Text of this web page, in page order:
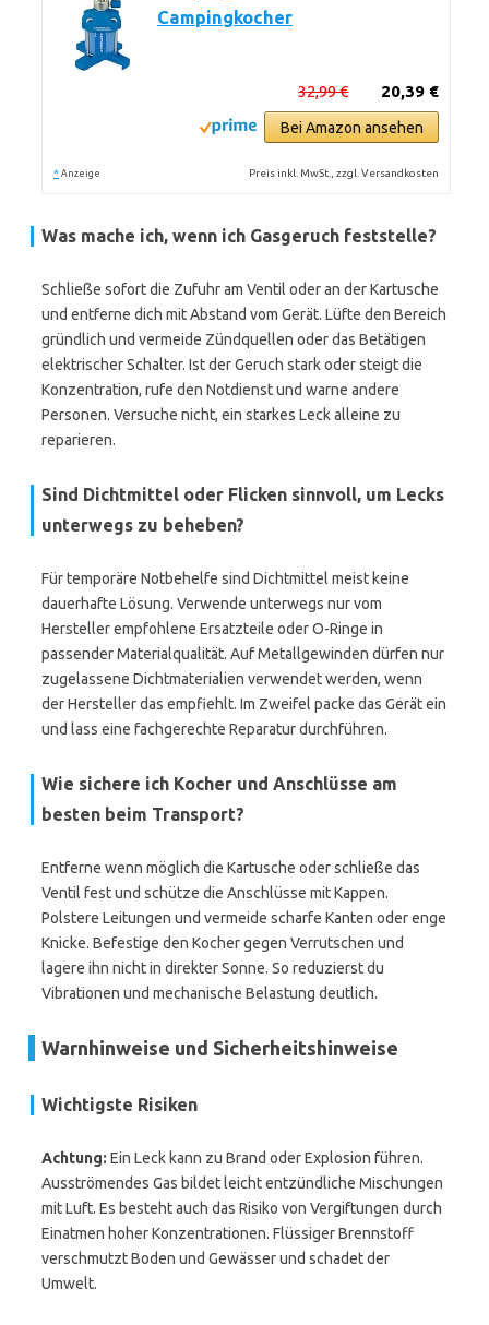
Campingkocher
20,39 €
32,99 €
Bei Amazon ansehen
* Anzeige Preis inkl. MwSt., zzgl. Versandkosten
Was mache ich, wenn ich Gasgeruch feststelle?
Schließe sofort die Zufuhr am Ventil oder an der Kartusche
und entferne dich mit Abstand vom Gerät. Lüfte den Bereich
gründlich und vermeide Zündquellen oder das Betätigen
elektrischer Schalter. Ist der Geruch stark oder steigt die
Konzentration, rufe den Notdienst und warne andere
Personen. Versuche nicht, ein starkes Leck alleine zu
reparieren.
Sind Dichtmittel oder Flicken sinnvoll, um Lecks
unterwegs zu beheben?
Für temporäre Notbehelfe sind Dichtmittel meist keine
dauerhafte Lösung. Verwende unterwegs nur vom
Hersteller empfohlene Ersatzteile oder O-Ringe in
passender Materialqualität. Auf Metallgewinden dürfen nur
zugelassene Dichtmaterialien verwendet werden, wenn
der Hersteller das empfiehlt. Im Zweifel packe das Gerät ein
und lass eine fachgerechte Reparatur durchführen.
Wie sichere ich Kocher und Anschlüsse am
besten beim Transport?
Entferne wenn möglich die Kartusche oder schließe das
Ventil fest und schütze die Anschlüsse mit Kappen.
Polstere Leitungen und vermeide scharfe Kanten oder enge
Knicke. Befestige den Kocher gegen Verrutschen und
lagere ihn nicht in direkter Sonne. So reduzierst du
Vibrationen und mechanische Belastung deutlich.
Warnhinweise und Sicherheitshinweise
Wichtigste Risiken
Achtung: Ein Leck kann zu Brand oder Explosion führen.
Ausströmendes Gas bildet leicht entzündliche Mischungen
mit Luft. Es besteht auch das Risiko von Vergiftungen durch
Einatmen hoher Konzentrationen. Flüssiger Brennstoff
verschmutzt Boden und Gewässer und schadet der
Umwelt.